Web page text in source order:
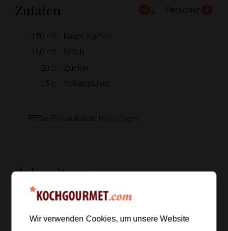
Zutaten 2 Personen
150 ml
kalter Kaffee
150 ml
Milch
20 g
Zucker
15 g Kakaopulver
Zur Einkaufsliste hinzufügen
Zubereitung
Schritt 1/4
Den kalten Kaffee mit Milch, Zucker und
Kakaopulver glatt mixen, bis eine gleichmäßige
Wir verwenden Cookies, um unsere Website